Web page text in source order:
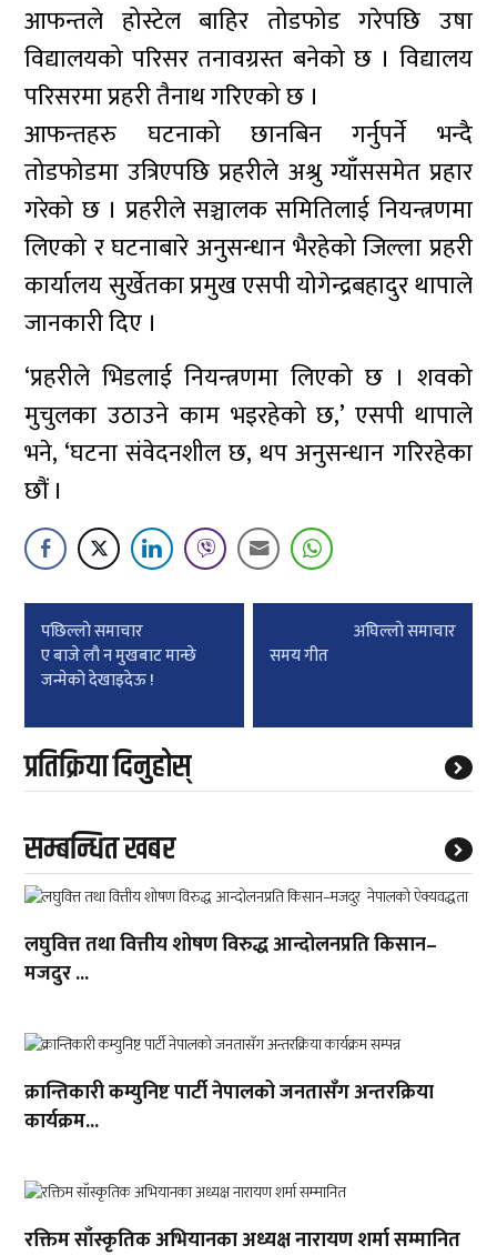
आफन्तले होस्टेल बाहिर तोडफोड गरेपछि उषा
विद्यालयको परिसर तनावग्रस्त बनेको छ । विद्यालय
परिसरमा प्रहरी तैनाथ गरिएको छ ।
आफन्तहरु घटनाको छानबिन गर्नुपर्ने भन्दै
तोडफोडमा उत्रिएपछि प्रहरीले अश्रु ग्याँससमेत प्रहार
गरेको छ । प्रहरीले सञ्चालक समितिलाई नियन्त्रणमा
लिएको र घटनाबारे अनुसन्धान भैरहेको जिल्ला प्रहरी
कार्यालय सुर्खेतका प्रमुख एसपी योगेन्द्रबहादुर थापाले
जानकारी दिए ।
‘प्रहरीले भिडलाई नियन्त्रणमा लिएको छ । शवको
मुचुलका उठाउने काम भइरहेको छ,’ एसपी थापाले
भने, ‘घटना संवेदनशील छ, थप अनुसन्धान गरिरहेका
छौं ।
Post
navigation
पछिल्लाे समाचार
ए बाजे लौ न मुखबाट मान्छे
जन्मेको देखाइदेऊ !
अघिल्लाे समाचार
समय गीत
प्रतिक्रिया दिनुहोस्
सम्बन्धित खबर
लघुवित्त तथा वित्तीय शोषण विरुद्ध आन्दोलनप्रति किसान–
मजदुर ...
क्रान्तिकारी कम्युनिष्ट पार्टी नेपालको जनतासँग अन्तरक्रिया
कार्यक्रम...
रक्तिम साँस्कृतिक अभियानका अध्यक्ष नारायण शर्मा सम्मानित